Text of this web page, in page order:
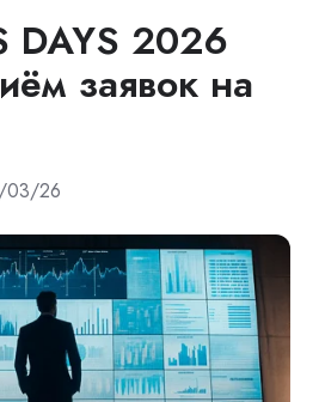
DAYS 2026
заявок на
03/26